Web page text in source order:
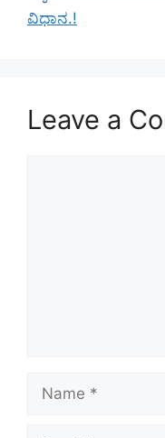
ವಿಧಾನ.!
Leave a
Name